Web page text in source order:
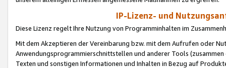
IP-Lizenz- und
Diese Lizenz regelt Ihre Nutzung von Programminhalten im
Mit dem Akzeptieren der Vereinbarung bzw. mit dem Aufrufen oder
Anwendungsprogrammierschnittstellen und anderer Tools (zusammen
Texten und sonstigen Informationen und Inhalten in Bezug auf